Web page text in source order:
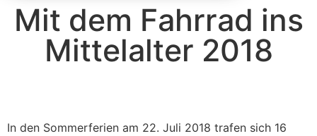
Mit dem Fahrrad ins
Mittelalter 2018
In den Sommerferien am 22. Juli 2018 trafen sich 16